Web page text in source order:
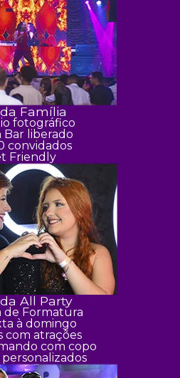
da Família
fotográfico
Bar liberado
convidados
Friendly
da All Party
de Formatura
à domingo
com atrações
com copo